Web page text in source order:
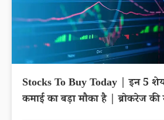
Stocks To Buy Today | इन 5
कमाई का बड़ा मौका है | ब्रोकरेज की